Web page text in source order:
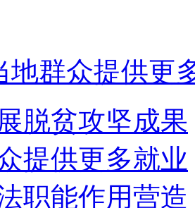
地群众提供更
脱贫攻坚成果
提供更多就业
职能作用营造